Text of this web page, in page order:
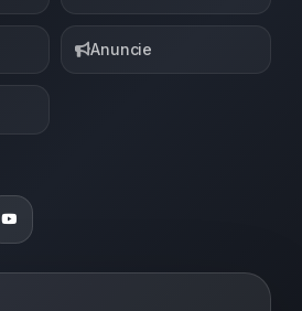
Anuncie